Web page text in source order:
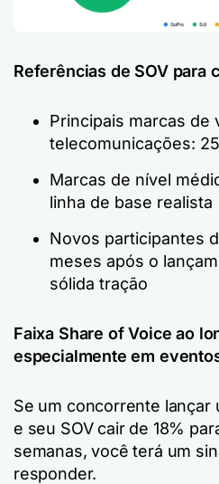
Referências de SOV para
Principais marcas de
telecomunicações:
Marcas de nível
linha de base realista
Novos participantes
meses após o
sólida tração
Faixa Share of Voice ao
especialmente em
Se um concorrente lançar
e seu SOV cair de 18%
semanas, você terá um
responder.